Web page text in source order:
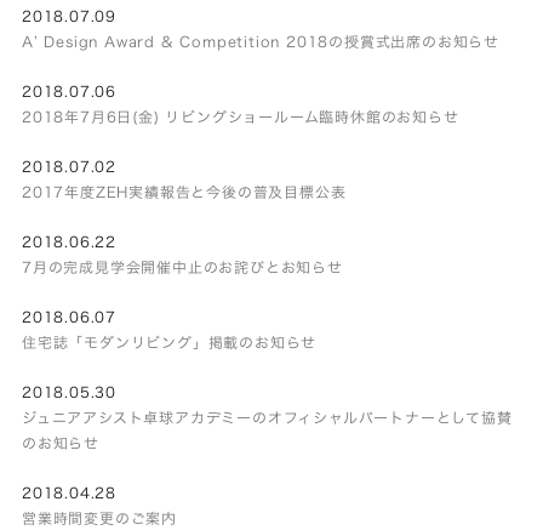
2018.07.09
A’ Design Award & Competition 2018の授賞式出席のお知らせ
2018.07.06
2018年7月6日(金) リビングショールーム臨時休館のお知らせ
2018.07.02
2017年度ZEH実績報告と今後の普及目標公表
2018.06.22
7月の完成見学会開催中止のお詫びとお知らせ
2018.06.07
住宅誌「モダンリビング」掲載のお知らせ
2018.05.30
ジュニアアシスト卓球アカデミーのオフィシャルパートナーとして協賛
のお知らせ
2018.04.28
営業時間変更のご案内